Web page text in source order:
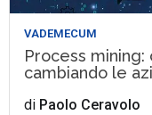
VADEMECUM
Process mining:
cambiando le
di Paolo Ceravolo